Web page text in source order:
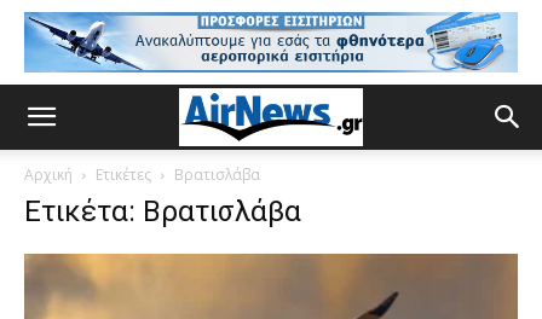
Αρχική Ετικέτες Βρατισλάβα
Ετικέτα: Βρατισλάβα